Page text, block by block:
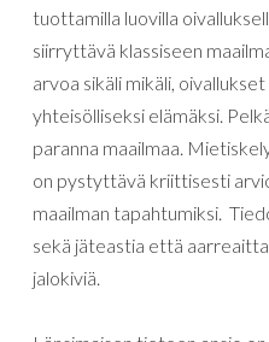
tuottamilla luovilla
siirryttävä klassiseen
arvoa sikäli mikäli,
yhteisölliseksi elämäksi.
paranna maailmaa.
on pystyttävä kriittisesti
maailman tapahtumiksi. T
sekä jäteastia että aarreaitta
jalokiviä.